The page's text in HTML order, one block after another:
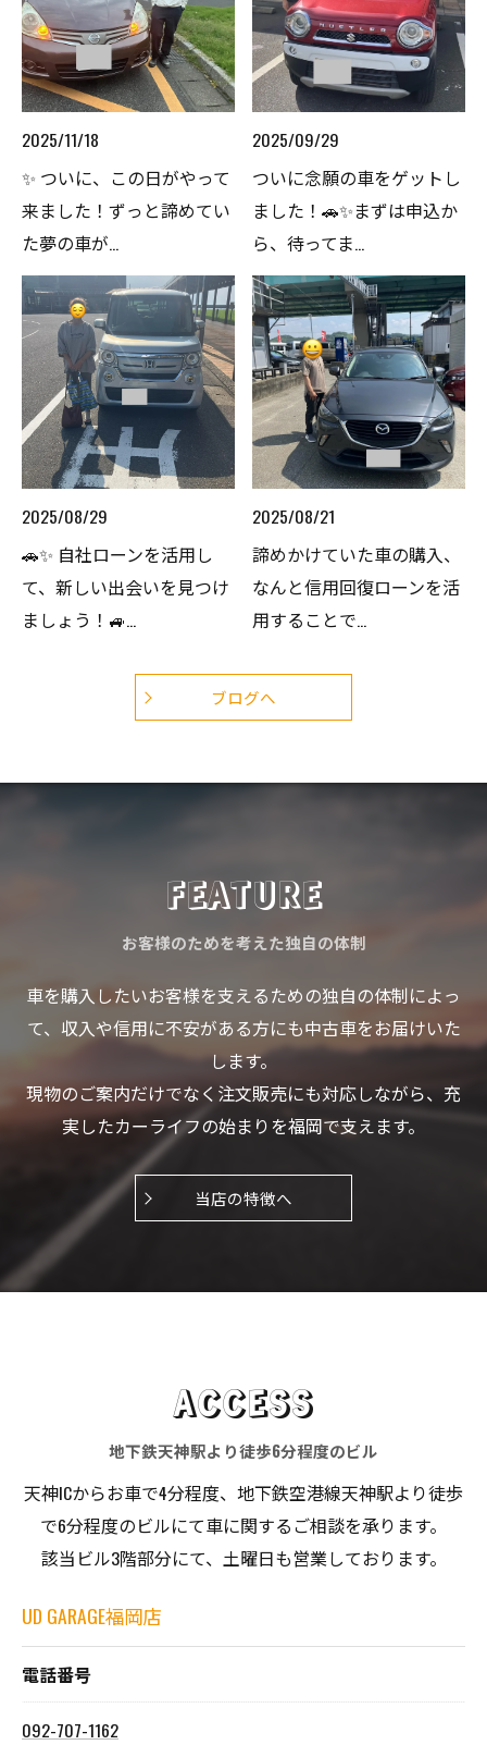
2025/11/18
✨ ついに、この日がやって
来ました！ずっと諦めてい
た夢の車が...
2025/09/29
ついに念願の車をゲットし
ました！🚗✨まずは申込か
ら、待ってま...
2025/08/29
🚗✨ 自社ローンを活用し
て、新しい出会いを見つけ
ましょう！🚙...
2025/08/21
諦めかけていた車の購入、
なんと信用回復ローンを活
用することで...
ブログへ
お客様のためを考えた独自の体制
FEATURE
車を購入したいお客様を支えるための独自の体制によっ
て、収入や信用に不安がある方にも中古車をお届けいた
します。
現物のご案内だけでなく注文販売にも対応しながら、充
実したカーライフの始まりを福岡で支えます。
当店の特徴へ
地下鉄天神駅より徒歩6分程度のビル
ACCESS
天神ICからお車で4分程度、地下鉄空港線天神駅より徒歩
で6分程度のビルにて車に関するご相談を承ります。
該当ビル3階部分にて、土曜日も営業しております。
UD GARAGE福岡店
電話番号
092-707-1162